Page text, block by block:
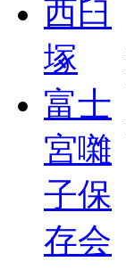
西臼
塚
富士
宮囃
子保
存会